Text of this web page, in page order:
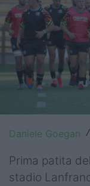
Internazionale
6 Nazioni
United
Top14
Challenge
Daniele Goegan /
Prima patita
stadio